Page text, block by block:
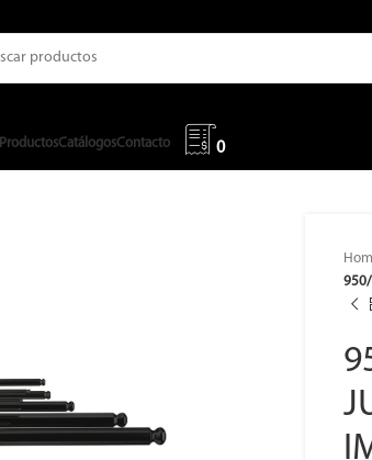
ProductosCatálogosContacto 0
950/